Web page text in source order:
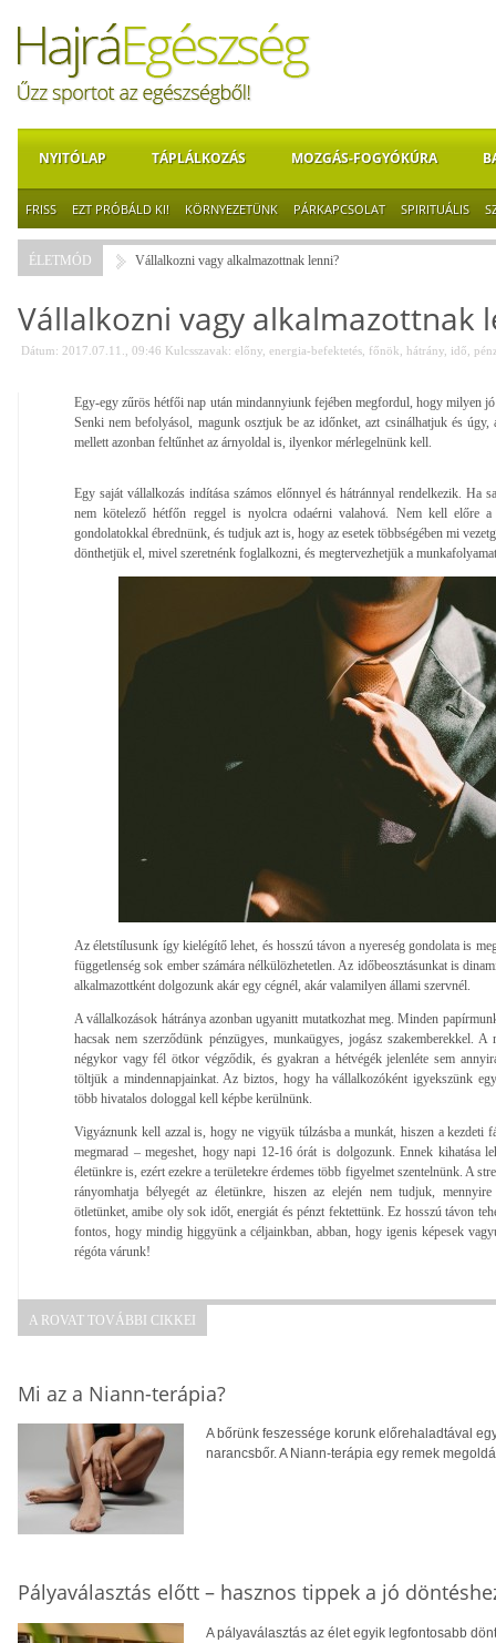
NYITÓLAP TÁPLÁLKOZÁS MOZGÁS-FOGYÓKÚRA
FRISS EZT PRÓBÁLD KI! KÖRNYEZETÜNK PÁRKAPCSOLAT SPIRITUÁLIS
ÉLETMÓD Vállalkozni vagy alkalmazottnak lenni?
Vállalkozni vagy alkalmazottnak
Dátum: 2017.07.11., 09:46 Kulcsszavak: előny energia-befektetés főnök hátrány idő
Egy-egy zűrös hétfői nap után mindannyiunk fejében megfordul, hogy milyen
Senki nem befolyásol, magunk osztjuk be az időnket, azt csinálhatjuk és
mellett azonban feltűnhet az árnyoldal is, ilyenkor mérlegelnünk kell.
Egy saját vállalkozás indítása számos előnnyel és hátránnyal rendelkezik. Ha
nem kötelező hétfőn reggel is nyolcra odaérni valahová. Nem kell előre a
gondolatokkal ébrednünk, és tudjuk azt is, hogy az esetek többségében mi
dönthetjük el, mivel szeretnénk foglalkozni, és megtervezhetjük a
Az életstílusunk így kielégítő lehet, és hosszú távon a nyereség gondolata is
függetlenség sok ember számára nélkülözhetetlen. Az időbeosztásunkat is
alkalmazottként dolgozunk akár egy cégnél, akár valamilyen állami szervnél.
A vállalkozások hátránya azonban ugyanitt mutatkozhat meg. Minden
hacsak nem szerződünk pénzügyes, munkaügyes, jogász szakemberekkel.
négykor vagy fél ötkor végződik, és gyakran a hétvégék jelenléte sem
töltjük a mindennapjainkat. Az biztos, hogy ha vállalkozóként igyekszünk
több hivatalos dologgal kell képbe kerülnünk.
Vigyáznunk kell azzal is, hogy ne vigyük túlzásba a munkát, hiszen a kezdeti
megmarad – megeshet, hogy napi 12-16 órát is dolgozunk. Ennek kihatása
életünkre is, ezért ezekre a területekre érdemes több figyelmet szentelnünk. A
rányomhatja bélyegét az életünkre, hiszen az elején nem tudjuk,
ötletünket, amibe oly sok időt, energiát és pénzt fektettünk. Ez hosszú távon
fontos, hogy mindig higgyünk a céljainkban, abban, hogy igenis képesek
régóta várunk!
A ROVAT TOVÁBBI CIKKEI
Mi az a Niann-terápia?
A bőrünk feszessége korunk előrehaladtával
narancsbőr. A Niann-terápia egy remek
Pályaválasztás előtt – hasznos tippek a jó
A pályaválasztás az élet egyik legfontosabb